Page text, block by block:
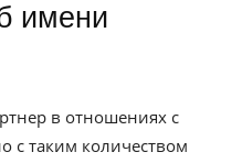
в отношениях с
с таким количеством